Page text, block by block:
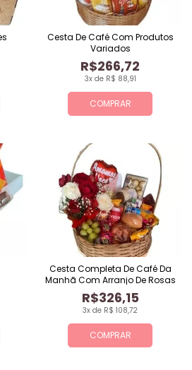
COMPRAR
3x de R$ 88,91
R$266,72
Cesta De Café Com Produtos
Variados
COMPRAR
3x de R$ 108,72
R$326,15
Cesta Completa De Café Da
Manhã Com Arranjo De Rosas